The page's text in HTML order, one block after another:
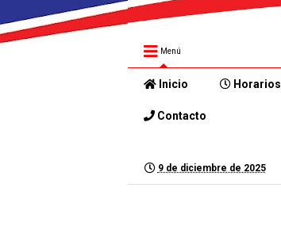
Menú
Inicio Horarios
Contacto
9 de diciembre de 2025